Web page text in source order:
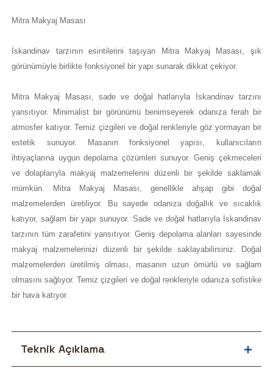
Mitra Makyaj Masası
İskandinav tarzının esintilerini taşıyan Mitra Makyaj Masası, şık
görünümüyle birlikte fonksiyonel bir yapı sunarak dikkat çekiyor.
Mitra Makyaj Masası, sade ve doğal hatlarıyla İskandinav tarzını
yansıtıyor. Minimalist bir görünümü benimseyerek odanıza ferah bir
atmosfer katıyor. Temiz çizgileri ve doğal renkleriyle göz yormayan bir
estetik sunuyor. Masanın fonksiyonel yapısı, kullanıcıların
ihtiyaçlarına uygun depolama çözümleri sunuyor. Geniş çekmeceleri
ve dolaplarıyla makyaj malzemelerini düzenli bir şekilde saklamak
mümkün. Mitra Makyaj Masası, genellikle ahşap gibi doğal
malzemelerden üretiliyor. Bu sayede odanıza doğallık ve sıcaklık
katıyor, sağlam bir yapı sunuyor. Sade ve doğal hatlarıyla İskandinav
tarzının tüm zarafetini yansıtıyor. Geniş depolama alanları sayesinde
makyaj malzemelerinizi düzenli bir şekilde saklayabilirsiniz. Doğal
malzemelerden üretilmiş olması, masanın uzun ömürlü ve sağlam
olmasını sağlıyor. Temiz çizgileri ve doğal renkleriyle odanıza sofistike
bir hava katıyor.
Teknik Açıklama